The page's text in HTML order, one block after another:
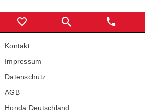
Kontakt
Impressum
Datenschutz
AGB
Honda Deutschland